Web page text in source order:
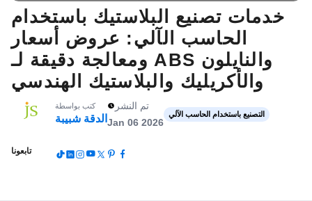
خدمات تصنيع البلاستيك باستخدام
الحاسب الآلي: عروض أسعار
ومعالجة دقيقة لـ ABS والنايلون
والأكريليك والبلاستيك الهندسي
كتب بواسطة
الدقة شبيبة
تم النشر
Jan 06 2026
التصنيع باستخدام الحاسب الآلي
تابعونا